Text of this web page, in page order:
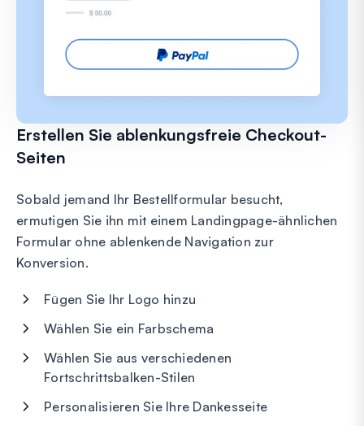
Erstellen Sie ablenkungsfreie Checkout-
Seiten
Sobald jemand Ihr Bestellformular besucht,
ermutigen Sie ihn mit einem Landingpage-ähnlichen
Formular ohne ablenkende Navigation zur
Konversion.
Fügen Sie Ihr Logo hinzu
Wählen Sie ein Farbschema
Wählen Sie aus verschiedenen
Fortschrittsbalken-Stilen
Personalisieren Sie Ihre Dankesseite